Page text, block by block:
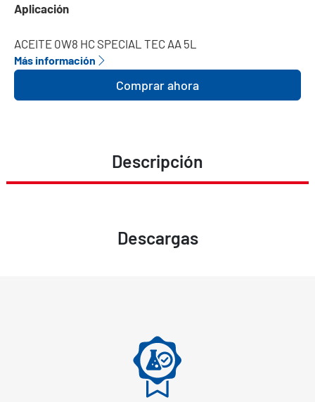
Aplicación
ACEITE 0W8 HC SPECIAL TEC AA 5L
Más información
Comprar ahora
Descripción
Descargas